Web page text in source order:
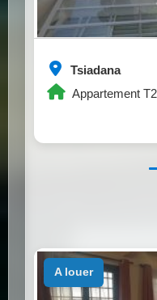
Tsiadana
Appartement
a louer